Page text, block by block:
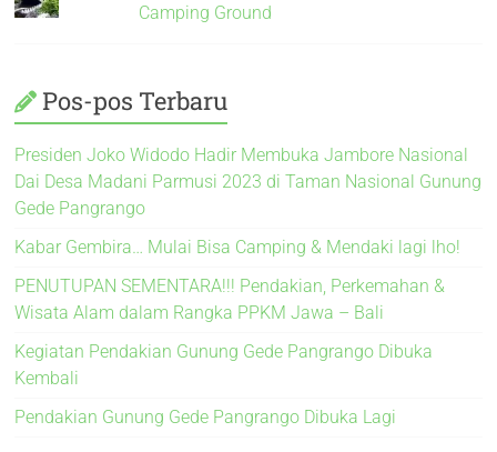
Camping Ground
Pos-pos Terbaru
Presiden Joko Widodo Hadir Membuka Jambore Nasional
Dai Desa Madani Parmusi 2023 di Taman Nasional Gunung
Gede Pangrango
Kabar Gembira… Mulai Bisa Camping & Mendaki lagi lho!
PENUTUPAN SEMENTARA!!! Pendakian, Perkemahan &
Wisata Alam dalam Rangka PPKM Jawa – Bali
Kegiatan Pendakian Gunung Gede Pangrango Dibuka
Kembali
Pendakian Gunung Gede Pangrango Dibuka Lagi